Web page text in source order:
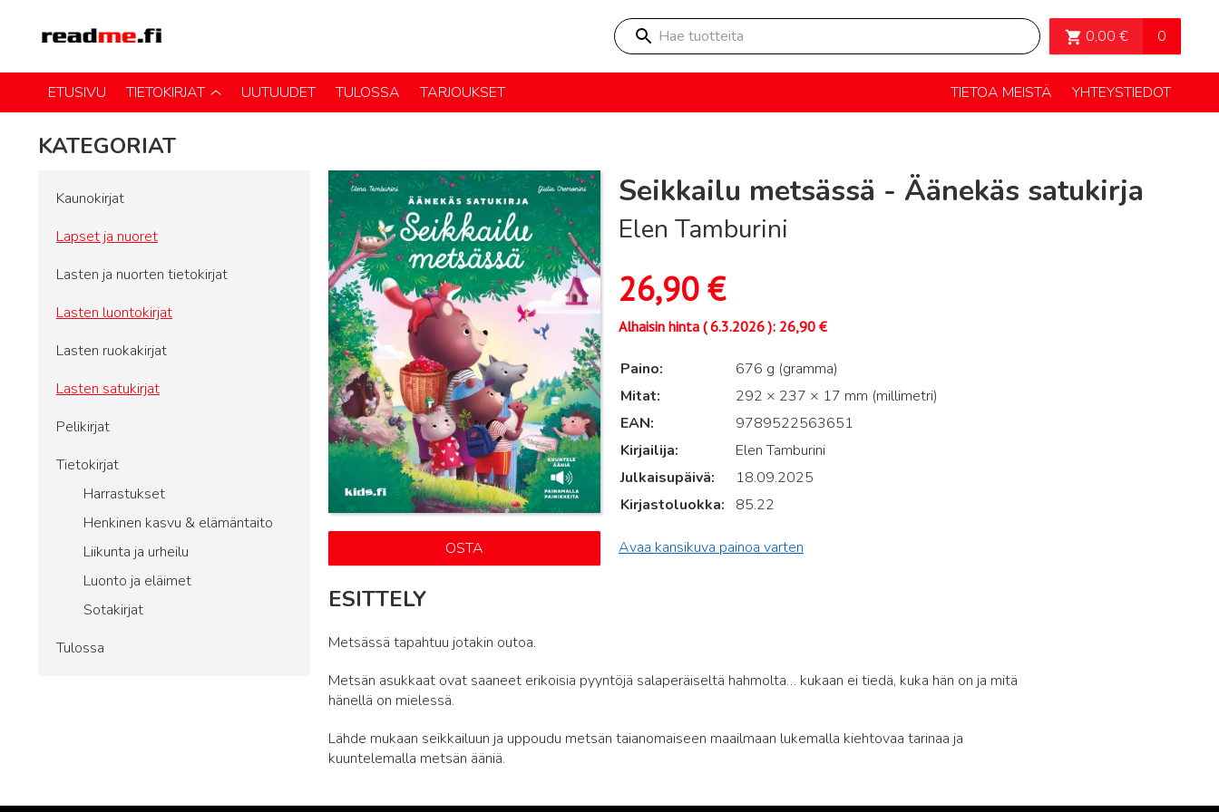
Hae tuotteita 0,00 € 0
OSTOSKORI>
ETUSIVU TIETOKIRJAT UUTUUDET TULOSSA TARJOUKSET TIETOA MEISTÄ YHTEYSTIEDOT
KATEGORIAT
Kaunokirjat
Lapset ja nuoret
Lasten ja nuorten tietokirjat
Lasten luontokirjat
Lasten ruokakirjat
Lasten satukirjat
Pelikirjat
Tietokirjat
Harrastukset
Henkinen kasvu & elämäntaito
Liikunta ja urheilu
Luonto ja eläimet
Sotakirjat
Tulossa
OSTA
Seikkailu metsässä - Äänekäs satukirja
Elen Tamburini
26,90€
Alhaisin hinta (6.3.2026): 26,90 €
Paino
676 g (gramma)
Mitat
292 × 237 × 17 mm (millimetri)
EAN
9789522563651
Kirjailija
Elen Tamburini
Julkaisupäivä
18.09.2025
Kirjastoluokka
85.22
Avaa kansikuva painoa varten
ESITTELY
Metsässä tapahtuu jotakin outoa.
Metsän asukkaat ovat saaneet erikoisia pyyntöjä salaperäiseltä hahmolta… kukaan ei tiedä, kuka hän on ja mitä
hänellä on mielessä.
Lähde mukaan seikkailuun ja uppoudu metsän taianomaiseen maailmaan lukemalla kiehtovaa tarinaa ja
kuuntelemalla metsän ääniä.